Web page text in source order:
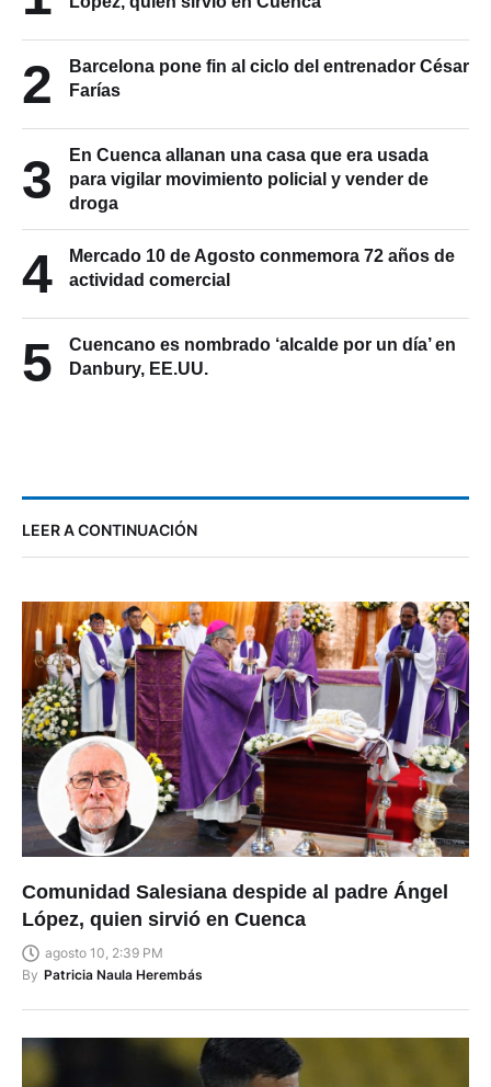
2
Barcelona pone fin al ciclo del entrenador César
Farías
3
En Cuenca allanan una casa que era usada
para vigilar movimiento policial y vender de
droga
4
Mercado 10 de Agosto conmemora 72 años de
actividad comercial
5
Cuencano es nombrado ‘alcalde por un día’ en
Danbury, EE.UU.
LEER A CONTINUACIÓN
Comunidad Salesiana despide al padre Ángel
López, quien sirvió en Cuenca
agosto 10, 2:39 PM
By Patricia Naula Herembás